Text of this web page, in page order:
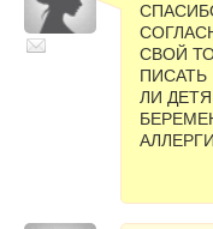
СВОЙ
ЛИ